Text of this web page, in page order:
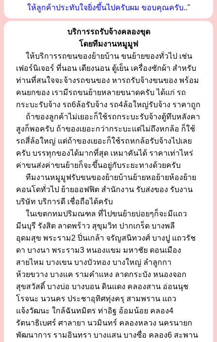
ให้ลูกค้าประทับใจยิ่งขึ้นไปครับผม ขอบคุณครับ.."
บริการรถรับจ้างคลองขุด
โดยทีมงานหมูมูฟ
ให้บริการรถขนของย้ายบ้าน ขนย้ายของทั่วไป เช่น
เฟอร์นิเจอร์ ที่นอน เตียงนอน ตู้เย็น เครื่องซักผ้า สำหรับ
ท่านที่สนใจจะจ้างรถขนของ หารถรับจ้างขนของ พร้อม
คนยกของ เรามีรถขนย้ายหลายขนาดครับ ได้แก่ รถ
กระบะรับจ้าง รถ6ล้อรับจ้าง รถ4ล้อใหญ่รับจ้าง ราคาถูก
ถ้าของลูกค้าไม่เยอะก็ใช้รถกระบะรับจ้างตู้ทึบหลังคา
สูงก็พอครับ ถ้าของเยอะกว่ากระบะแต่ไม่ถึงหกล้อ ก็ใช้
รถสี่ล้อใหญ่ แต่ถ้าของเยอะก็ใช้รถหกล้อรับจ้างไปเลย
ครับ บรรทุกของได้มากที่สุด เหมาคันได้ ราคาเท่าไหร่
ค่าขนส่งค่าขนย้ายก็จะขึ้นอยู่กับระยะทางด้วยครับ
ทีมงานหมูมูฟรับขนของย้ายบ้านย้ายหอย้ายห้องย้าย
คอนโดทั่วไป ย้ายออฟฟิต สำนักงาน รับส่งของ รับงาน
บริษัท บริการดี เชื่อถือได้ครับ
ในเขตกทมปริมณฑล ที่ไปขนย้ายบ่อยๆก็จะมีแถว
มีนบุรี รังสิต ลาดพร้าว สุขุมวิท ปากเกร็ด บางพลี
อุดมสุข พระราม2 ปิ่นเกล้า จรัญสนิทวงศ์ บางปู แถวรัช
ดา บางนา พระราม3 หนองแขม มหาชัย ดอนเมือง
สายไหม บางเขน บางบัวทอง บางใหญ่ ลำลูกกา
ห้วยขวาง บางแค รามคำแหง ลาดกระบัง หนองจอก
สุขสวัสดิ์ บางบ่อ บางบอน ดินแดง คลองสาน อ่อนนุช
โรจนะ นวนคร ประชาอุทิศทุ่งครุ สามพราน แถว
แจ้งวัฒนะ ใกล้ฉันทมิตร ท่าอิฐ อ้อมน้อย คลอง4
รัตนาธิเบศร์ ศาลายา นวมินทร์ คลองหลวง นครนายก
พัฒนาการ รามอินทรา บางแสน บางซื่อ คลอง6 สะพาน